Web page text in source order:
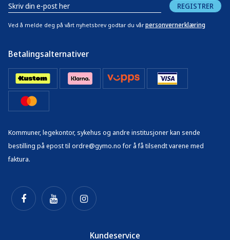
REGISTRER
Ved å melde deg på vårt nyhetsbrev godtar du vår personvernerklæring
Betalingsalternativer
Kommuner, legekontor, sykehus og andre institusjoner kan sende
bestilling på epost til ordre@gymo.no for å få tilsendt varene med
faktura.
Kundeservice